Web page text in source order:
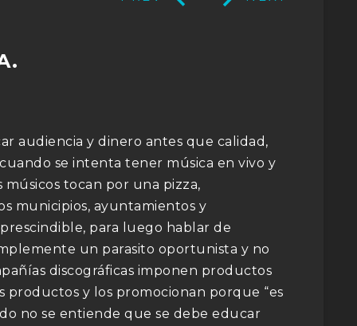
audiencia y dinero antes que calidad,
se intenta tener música en vivo y
tocan por una pizza,
municipios, ayuntamientos y
para luego hablar de
un parasito oportunista y no
discográficas imponen productos
productos y los promocionan porque “es
no se entiende que se debe educar